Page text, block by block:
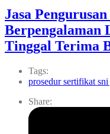
Jasa
Berpengalaman
Tinggal Terima
Tags:
prosedur sertifikat sni
Share: